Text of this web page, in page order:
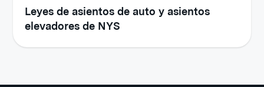
Leyes de asientos de auto y asientos
elevadores de NYS